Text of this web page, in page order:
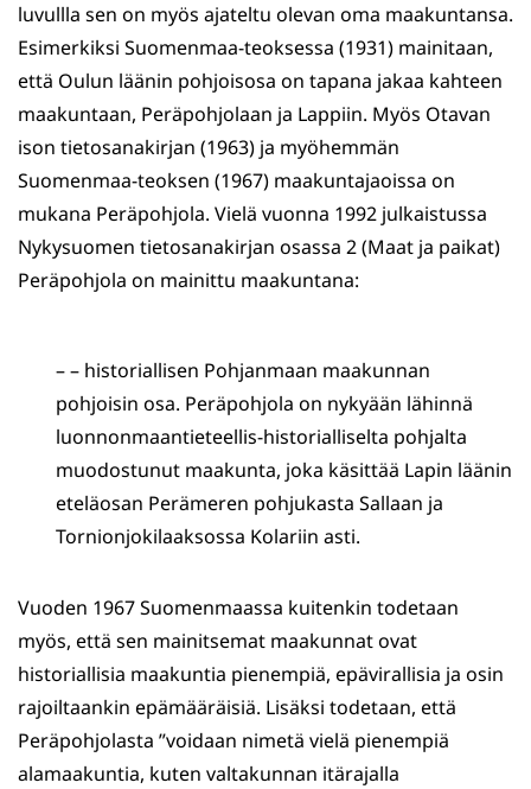
luvullla sen on myös ajateltu olevan oma maakuntansa.
Esimerkiksi Suomenmaa-teoksessa (1931) mainitaan,
että Oulun läänin pohjoisosa on tapana jakaa kahteen
maakuntaan, Peräpohjolaan ja Lappiin. Myös Otavan
ison tietosanakirjan (1963) ja myöhemmän
Suomenmaa-teoksen (1967) maakuntajaoissa on
mukana Peräpohjola. Vielä vuonna 1992 julkaistussa
Nykysuomen tietosanakirjan osassa 2 (Maat ja paikat)
Peräpohjola on mainittu maakuntana:
– – historiallisen Pohjanmaan maakunnan
pohjoisin osa. Peräpohjola on nykyään lähinnä
luonnonmaantieteellis-historialliselta pohjalta
muodostunut maakunta, joka käsittää Lapin läänin
eteläosan Perämeren pohjukasta Sallaan ja
Tornionjokilaaksossa Kolariin asti.
Vuoden 1967 Suomenmaassa kuitenkin todetaan
myös, että sen mainitsemat maakunnat ovat
historiallisia maakuntia pienempiä, epävirallisia ja osin
rajoiltaankin epämääräisiä. Lisäksi todetaan, että
Peräpohjolasta ”voidaan nimetä vielä pienempiä
alamaakuntia, kuten valtakunnan itärajalla